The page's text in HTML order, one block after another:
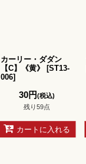
カーリー・ダダン
【C】《黄》
[ST13-
006]
30円(税込)
残り59点
カートに入れる